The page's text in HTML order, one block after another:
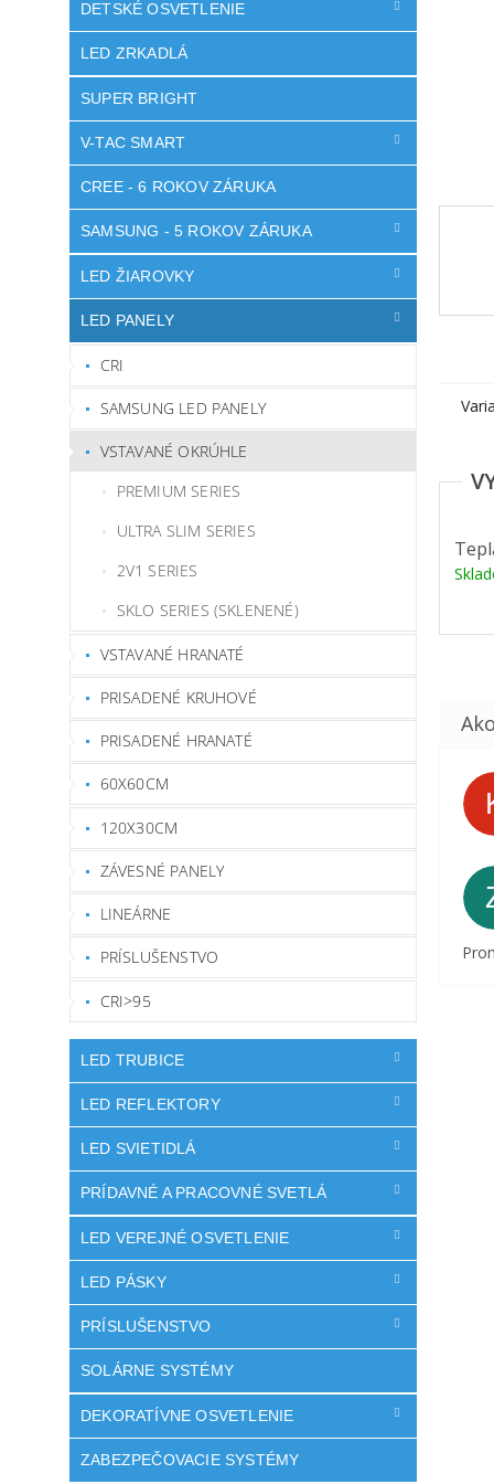
DETSKÉ OSVETLENIE
LED ZRKADLÁ
SUPER BRIGHT
V-TAC SMART
CREE - 6 ROKOV ZÁRUKA
SAMSUNG - 5 ROKOV ZÁRUKA
LED ŽIAROVKY
LED PANELY
CRI
SAMSUNG LED PANELY
VSTAVANÉ OKRÚHLE
PREMIUM SERIES
ULTRA SLIM SERIES
2V1 SERIES
SKLO SERIES (SKLENENÉ)
VSTAVANÉ HRANATÉ
PRISADENÉ KRUHOVÉ
PRISADENÉ HRANATÉ
60X60CM
120X30CM
ZÁVESNÉ PANELY
LINEÁRNE
PRÍSLUŠENSTVO
CRI>95
LED TRUBICE
LED REFLEKTORY
LED SVIETIDLÁ
PRÍDAVNÉ A PRACOVNÉ SVETLÁ
LED VEREJNÉ OSVETLENIE
LED PÁSKY
PRÍSLUŠENSTVO
SOLÁRNE SYSTÉMY
DEKORATÍVNE OSVETLENIE
ZABEZPEČOVACIE SYSTÉMY